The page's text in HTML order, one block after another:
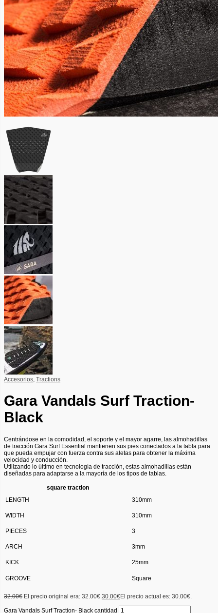
Accesorios, Tractions
Gara Vandals Surf Traction-
Black
Centrándose en la comodidad, el soporte y el mayor agarre, las almohadillas
de tracción Gara Surf Essential mantienen sus pies conectados a la tabla para
que pueda empujar con fuerza contra sus aletas para obtener la máxima
velocidad y conducción.
Utilizando lo último en tecnología de tracción, estas almohadillas están
diseñadas para adaptarse a la mayoría de los tipos de tablas.
square traction
LENGTH
310mm
WIDTH 310mm
PIECES 3
ARCH 3mm
KICK 25mm
GROOVE Square
32.00€ El precio original era: 32.00€. 30.00€El precio actual es: 30.00€.
Gara Vandals Surf Traction- Black cantidad